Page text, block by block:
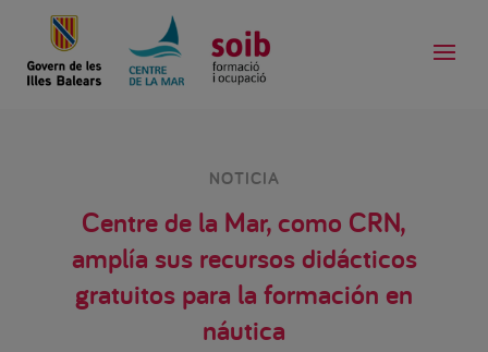
NOTICIA
Centre de la Mar, como CRN,
amplía sus recursos didácticos
gratuitos para la formación en
náutica